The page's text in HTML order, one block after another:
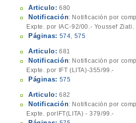
Articulo: 680
Notificación: Notificación por
Expte. por IAC-92/00.- Youssef Ziati.
Páginas: 574, 575
Articulo: 681
Notificación: Notificación por
Expte. por IFT (LITA)-355/99.-
Páginas: 575
Articulo: 682
Notificación: Notificación por
Expte. porIFT(LITA) - 379/99.-